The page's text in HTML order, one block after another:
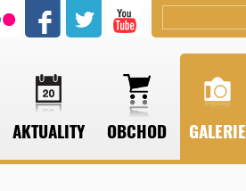
AKTUALITY OBCHOD GALERIE